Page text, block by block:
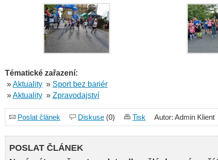
Tématické zařazení:
»Aktuality » Sport bez bariér
»Aktuality » Zpravodajství
Poslat článek Diskuse (0) Tisk Autor: Admin Klient
POSLAT ČLÁNEK